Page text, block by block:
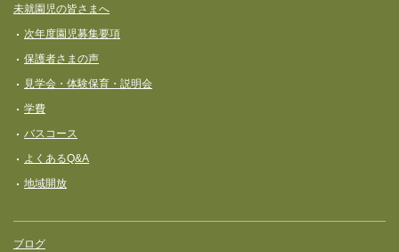
未就園児の皆さまへ
次年度園児募集要項
保護者さまの声
見学会・体験保育・説明会
学費
バスコース
よくあるQ&A
地域開放
ブログ